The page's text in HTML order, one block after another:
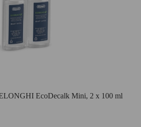
EcoDecalk Mini, 2 x 100 ml